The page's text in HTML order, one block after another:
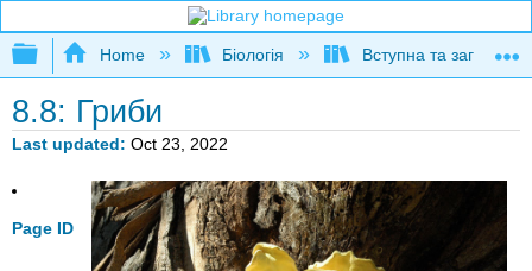
Expand/collapse global hierarchy
Home Біологія Вступна та загальна
8.8: Гриби
Last updated Oct 23, 2022
Page ID